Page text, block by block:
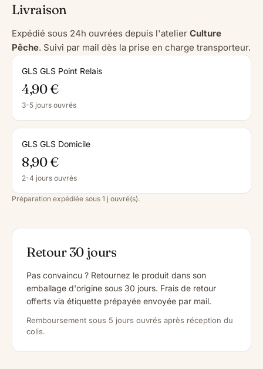
Livraison
Expédié sous 24h ouvrées depuis l'atelier Culture
Pêche. Suivi par mail dès la prise en charge transporteur.
GLS GLS Point Relais
4,90 €
3-5 jours ouvrés
GLS GLS Domicile
8,90 €
2-4 jours ouvrés
Préparation expédiée sous 1 j ouvré(s).
Retour 30 jours
Pas convaincu ? Retournez le produit dans son
emballage d'origine sous 30 jours. Frais de retour
offerts via étiquette prépayée envoyée par mail.
Remboursement sous 5 jours ouvrés après réception du
colis.